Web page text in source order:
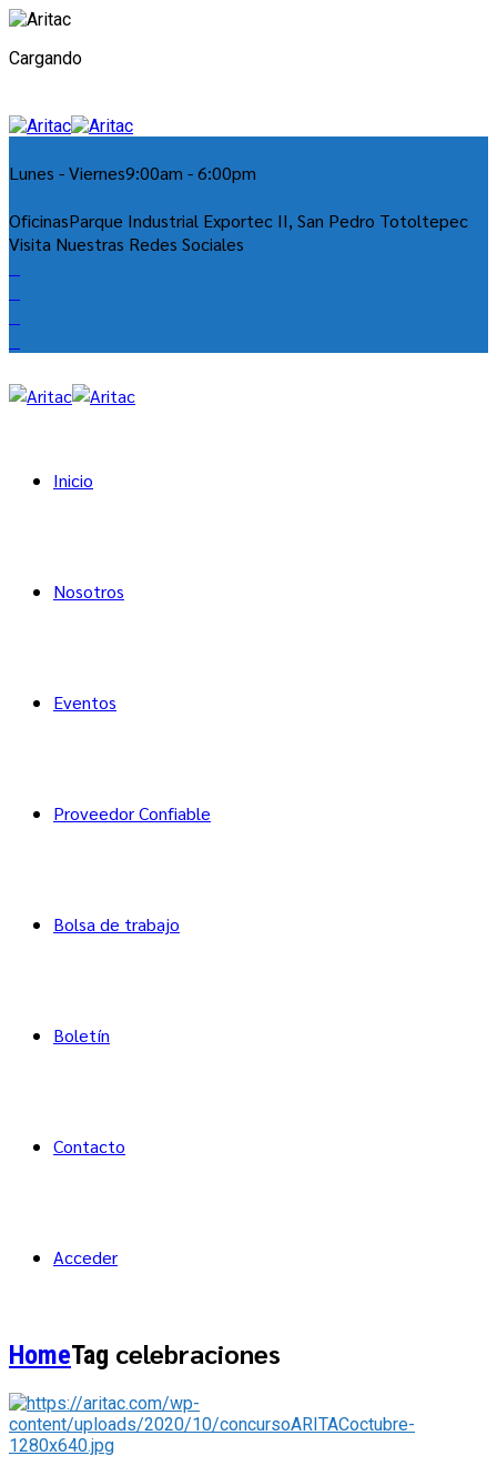
Cargando
Lunes - Viernes9:00am - 6:00pm
OficinasParque Industrial Exportec II, San Pedro Totoltepec
Visita Nuestras Redes Sociales
Inicio
Nosotros
Eventos
Proveedor Confiable
Bolsa de trabajo
Boletín
Contacto
Acceder
HomeTag celebraciones